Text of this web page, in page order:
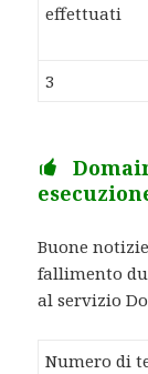
effettuati
3
Buone
fallimento
al servizio
Numero di